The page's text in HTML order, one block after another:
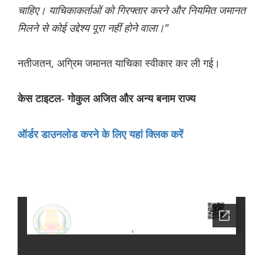
चाहिए। याचिकाकर्ताओं को गिरफ्तार करने और नियमित जमानत
मिलने से कोई उद्देश्य पूरा नहीं होने वाला।"
नतीजतन, अग्रिम जमानत याचिका स्वीकार कर ली गई।
केस टाइटल- गोकुल अजित और अन्य बनाम राज्य
ऑर्डर डाउनलोड करने के लिए यहां क्लिक करें